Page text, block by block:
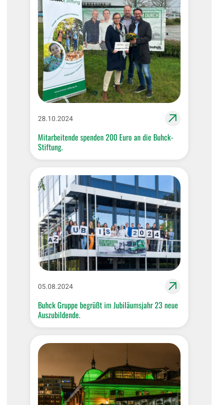
28.10.2024
Mitarbeitende spenden 200 Euro an die Buhck-
Stiftung.
05.08.2024
Buhck Gruppe begrüßt im Jubiläumsjahr 23 neue
Auszubildende.